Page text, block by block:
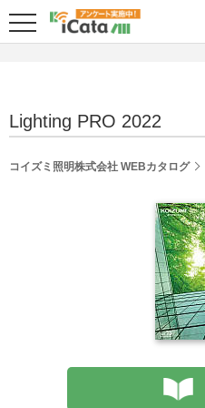
Lighting PRO 2022
コイズミ照明株式会社 WEBカタログ